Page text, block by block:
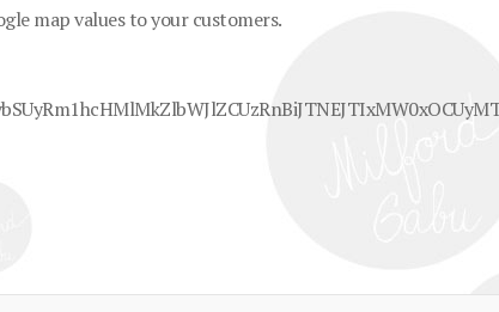
map values to your customers.